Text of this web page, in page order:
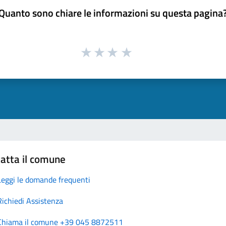
sono chiare le informazioni su questa
il comune
le domande frequenti
Assistenza
il comune +39 045 8872511